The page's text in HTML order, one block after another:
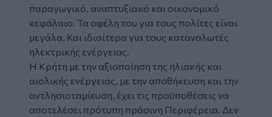
παραγωγικό, αναπτυξιακό και οικονομικό
κεφάλαιο. Τα οφέλη του για τους πολίτες είναι
μεγάλα. Και ιδιαίτερα για τους καταναλωτές
ηλεκτρικής ενέργειας.
Η Κρήτη με την αξιοποίηση της ηλιακής και
αιολικής ενέργειας, με την αποθήκευση και την
αντλησιοταμίευση, έχει τις προϋποθέσεις να
αποτελέσει πρότυπη πράσινη Περιφέρεια. Δεν